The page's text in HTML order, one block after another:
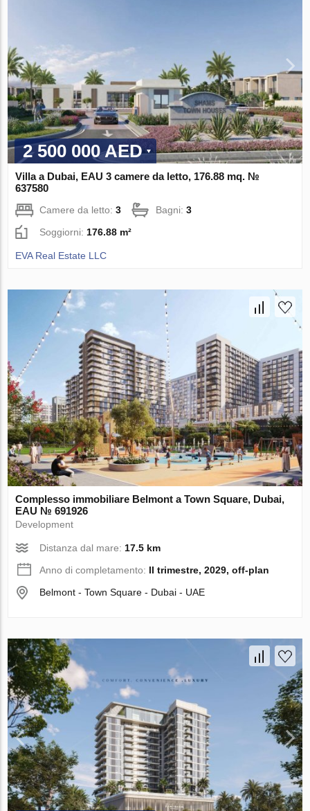
2 500 000 AED
Villa a Dubai, EAU 3 camere da letto, 176.88 mq. №
637580
Camere da letto:3 Bagni:3
Soggiorni: 176.88 m²
EVA Real Estate LLC
Complesso immobiliare Belmont a Town Square, Dubai,
EAU № 691926
Development
Distanza dal mare: 17.5 km
Anno di completamento: II trimestre, 2029, off-plan
Belmont - Town Square - Dubai - UAE